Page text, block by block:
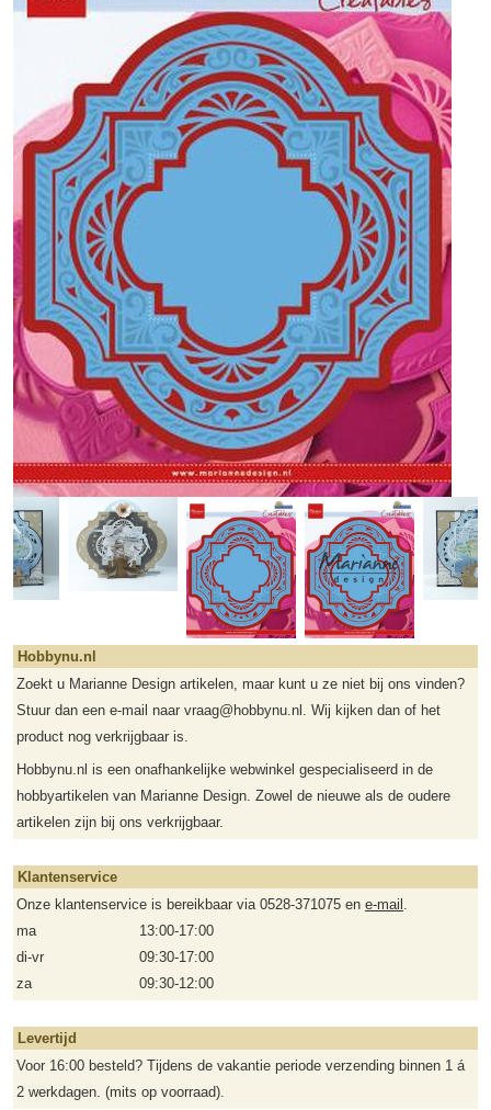
Hobbynu.nl
Zoekt u Marianne Design artikelen, maar kunt u ze niet bij ons vinden?
Stuur dan een e-mail naar vraag@hobbynu.nl. Wij kijken dan of het
product nog verkrijgbaar is.
Hobbynu.nl is een onafhankelijke webwinkel gespecialiseerd in de
hobbyartikelen van Marianne Design. Zowel de nieuwe als de oudere
artikelen zijn bij ons verkrijgbaar.
Klantenservice
Onze klantenservice is bereikbaar via 0528-371075 en e-mail .
ma
13:00-17:00
di-vr
09:30-17:00
za
09:30-12:00
Levertijd
Voor 16:00 besteld? Tijdens de vakantie periode verzending binnen 1 á
2 werkdagen. (mits op voorraad).